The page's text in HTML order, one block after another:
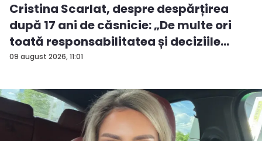
09 august 2026, 11:01
Cristina Scarlat, despre despărțirea
după 17 ani de căsnicie: „De multe ori
toată responsabilitatea și deciziile
erau...